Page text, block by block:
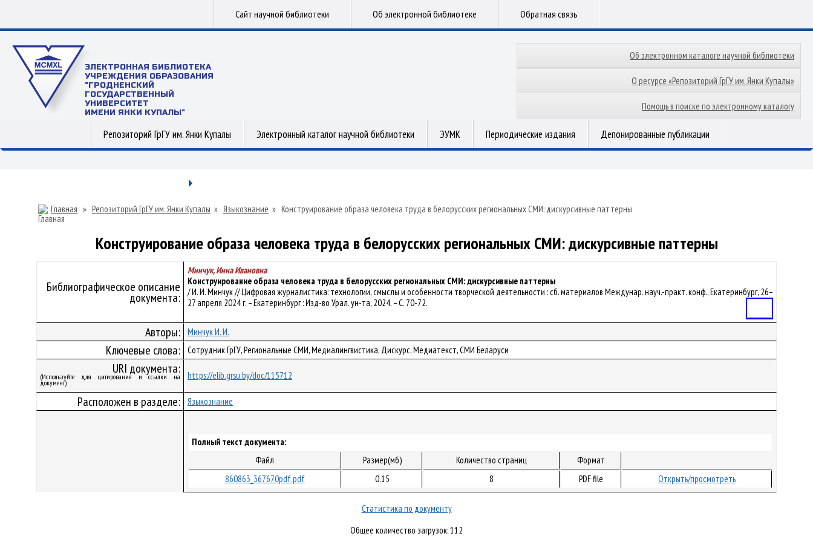
Сайт научной библиотеки Об электронной библиотеке Обратная связь
ЭЛЕКТРОННАЯ БИБЛИОТЕКА
УЧРЕЖДЕНИЯ ОБРАЗОВАНИЯ
"ГРОДНЕНСКИЙ
ГОСУДАРСТВЕННЫЙ
УНИВЕРСИТЕТ
ИМЕНИ ЯНКИ КУПАЛЫ"
Об электронном каталоге научной библиотеки
О ресурсе «Репозиторий ГрГУ им. Янки Купалы»
Помощь в поиске по электронному каталогу
Репозиторий ГрГУ им. Янки Купалы Электронный каталог научной библиотеки ЭУМК Периодические издания Депонированные публикации
Главная » Репозиторий ГрГУ им. Янки Купалы » Языкознание » Конструирование образа человека труда в белорусских региональных СМИ: дискурсивные паттерны
Конструирование образа человека труда в белорусских региональных СМИ: дискурсивные паттерны
Библиографическое описание
документа:
Минчук, Инна Ивановна
Конструирование образа человека труда в белорусских региональных СМИ: дискурсивные паттерны
/ И. И. Минчук // Цифровая журналистика: технологии, смыслы и особенности творческой деятельности : сб. материалов Междунар. науч.-практ. конф., Екатеринбург, 26–
27 апреля 2024 г. – Екатеринбург : Изд-во Урал. ун-та, 2024. – С. 70-72.
Авторы: Минчук И. И.
Ключевые слова: Сотрудник ГрГУ, Региональные СМИ, Медиалингвистика, Дискурс, Медиатекст, СМИ Беларуси
URI документа:
(Используйте для цитирования и ссылки на
документ)
https://elib.grsu.by/doc/115712
Расположен в разделе: Языкознание
Полный текст документа:
Файл
Размер(мб) Количество страниц
Формат
860863_367670pdf.pdf
0.15 8 PDF file Открыть/просмотреть
Статистика по документу
Общее количество загрузок: 112